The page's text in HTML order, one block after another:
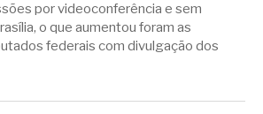
por videoconferência e sem
o que aumentou foram as
federais com divulgação dos